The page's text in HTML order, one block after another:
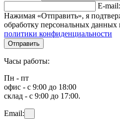
E-mail:
Нажимая «Отправить», я
обработку персональных данных
политики конфиденциальности
Отправить
Часы работы:
Пн - пт
офис - с 9:00 до 18:00
склад - с 9:00 до 17:00.
Email: